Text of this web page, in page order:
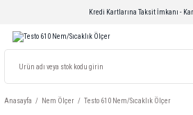
Kredi Kartlarına Taksit İmkanı -
Anasayfa Nem Ölçer Testo 610 Nem/Sıcaklık Ölçer